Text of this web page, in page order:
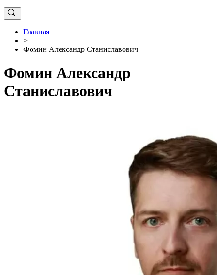
Главная
>
Фомин Александр Станиславович
Фомин Александр
Станиславович